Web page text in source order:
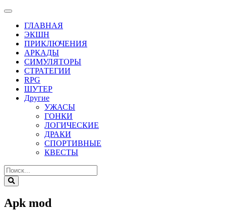
ГЛАВНАЯ
ЭКШН
ПРИКЛЮЧЕНИЯ
АРКАДЫ
СИМУЛЯТОРЫ
СТРАТЕГИИ
RPG
ШУТЕР
Другие
УЖАСЫ
ГОНКИ
ЛОГИЧЕСКИЕ
ДРАКИ
СПОРТИВНЫЕ
КВЕСТЫ
Apk mod